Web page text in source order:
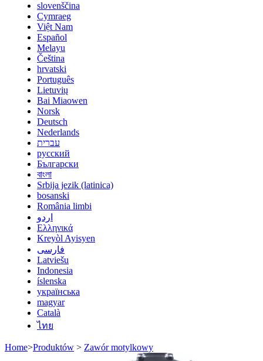
slovenščina
Cymraeg
Việt Nam
Español
Melayu
Čeština
hrvatski
Português
Lietuvių
Bai Miaowen
Norsk
Deutsch
Nederlands
עברית
русский
Български
বাংলা
Srbija jezik (latinica)
bosanski
România limbi
اردو
Ελληνικά
Kreyòl Ayisyen
فارسی
Latviešu
Indonesia
íslenska
українська
magyar
Català
ไทย
Home>Produktów > Zawór motylkowy